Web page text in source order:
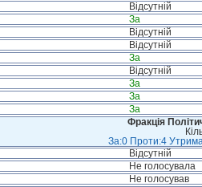
Відсутній
За
Відсутній
Відсутній
За
Відсутній
За
За
За
Фракція
За:0 Проти:4
Відсутній
Не голосувала
Не голосував